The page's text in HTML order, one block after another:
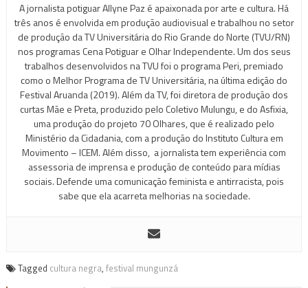
A jornalista potiguar Allyne Paz é apaixonada por arte e cultura. Há
três anos é envolvida em produção audiovisual e trabalhou no setor
de produção da TV Universitária do Rio Grande do Norte (TVU/RN)
nos programas Cena Potiguar e Olhar Independente. Um dos seus
trabalhos desenvolvidos na TVU foi o programa Peri, premiado
como o Melhor Programa de TV Universitária, na última edição do
Festival Aruanda (2019). Além da TV, foi diretora de produção dos
curtas Mãe e Preta, produzido pelo Coletivo Mulungu, e do Asfixia,
uma produção do projeto 70 Olhares, que é realizado pelo
Ministério da Cidadania, com a produção do Instituto Cultura em
Movimento – ICEM. Além disso, a jornalista tem experiência com
assessoria de imprensa e produção de conteúdo para mídias
sociais. Defende uma comunicação feminista e antirracista, pois
sabe que ela acarreta melhorias na sociedade.
Tagged cultura negra, festival mungunzá